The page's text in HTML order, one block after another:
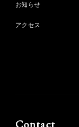
お知らせ
アクセス
Contact